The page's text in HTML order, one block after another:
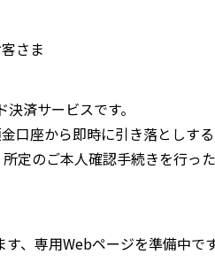
さま
済サービスです。
座から即時に引き落としする
定のご本人確認手続きを行
、専用Webページを準備中です